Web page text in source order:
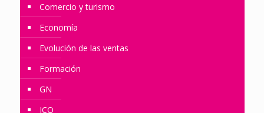
Comercio y turismo
Economía
Evolución de las ventas
Formación
GN
ICO